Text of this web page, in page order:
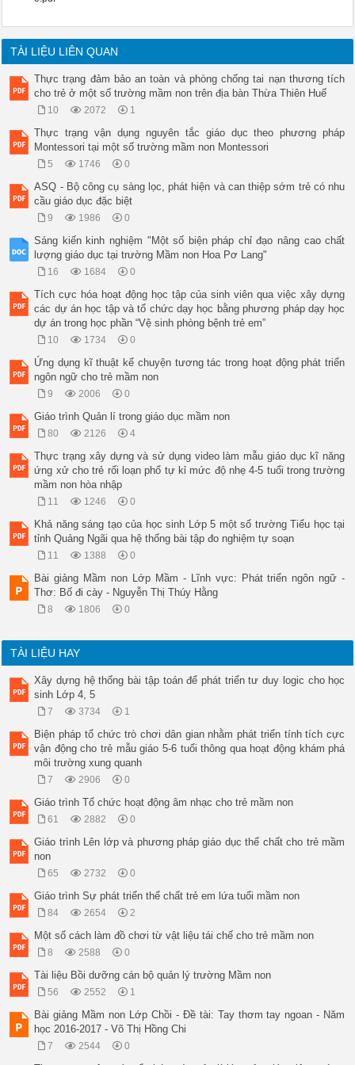
TÀI LIỆU LIÊN QUAN
Thực trạng đảm bảo an toàn và phòng chống tai nạn thương tích
cho trẻ ở một số trường mầm non trên địa bàn Thừa Thiên Huế
10 2072 1
Thực trạng vận dụng nguyên tắc giáo dục theo phương pháp
Montessori tại một số trường mầm non Montessori
5 1746 0
ASQ - Bộ công cụ sàng lọc, phát hiện và can thiệp sớm trẻ có nhu
cầu giáo dục đặc biệt
9 1986 0
Sáng kiến kinh nghiệm "Một số biện pháp chỉ đạo nâng cao chất
lượng giáo dục tại trường Mầm non Hoa Pơ Lang"
16 1684 0
Tích cực hóa hoạt động học tập của sinh viên qua việc xây dựng
các dự án học tập và tổ chức dạy học bằng phương pháp dạy học
dự án trong học phần “Vệ sinh phòng bệnh trẻ em”
10 1734 0
Ứng dụng kĩ thuật kể chuyện tương tác trong hoạt động phát triển
ngôn ngữ cho trẻ mầm non
9 2006 0
Giáo trình Quản lí trong giáo dục mầm non
80 2126 4
Thực trạng xây dựng và sử dụng video làm mẫu giáo dục kĩ năng
ứng xử cho trẻ rối loạn phổ tự kỉ mức độ nhẹ 4-5 tuổi trong trường
mầm non hòa nhập
11 1246 0
Khả năng sáng tạo của học sinh Lớp 5 một số trường Tiểu học tại
tỉnh Quảng Ngãi qua hệ thống bài tập đo nghiệm tự soạn
11 1388 0
Bài giảng Mầm non Lớp Mầm - Lĩnh vực: Phát triển ngôn ngữ -
Thơ: Bố đi cày - Nguyễn Thị Thúy Hằng
8 1806 0
TÀI LIỆU HAY
Xây dựng hệ thống bài tập toán để phát triển tư duy logic cho học
sinh Lớp 4, 5
7 3734 1
Biện pháp tổ chức trò chơi dân gian nhằm phát triển tính tích cực
vận động cho trẻ mẫu giáo 5-6 tuổi thông qua hoạt động khám phá
môi trường xung quanh
7 2906 0
Giáo trình Tổ chức hoạt động âm nhạc cho trẻ mầm non
61 2882 0
Giáo trình Lên lớp và phương pháp giáo dục thể chất cho trẻ mầm
non
65 2732 0
Giáo trình Sự phát triển thể chất trẻ em lứa tuổi mầm non
84 2654 2
Một số cách làm đồ chơi từ vật liệu tái chế cho trẻ mầm non
8 2588 0
Tài liệu Bồi dưỡng cán bộ quản lý trường Mầm non
56 2552 1
Bài giảng Mầm non Lớp Chồi - Đề tài: Tay thơm tay ngoan - Năm
học 2016-2017 - Võ Thị Hồng Chi
7 2544 0